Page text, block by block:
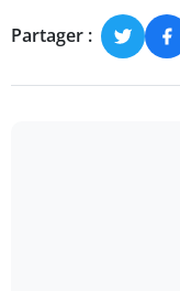
Partager :